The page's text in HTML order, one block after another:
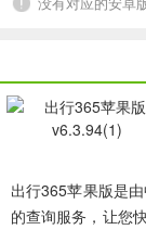
出行365苹果版是
的查询服务，让您